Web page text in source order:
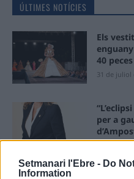
Setmanari l'Ebre - Do
Information
ÚLTIMES NOTÍCIES
Els
40
31 de juliol
per a